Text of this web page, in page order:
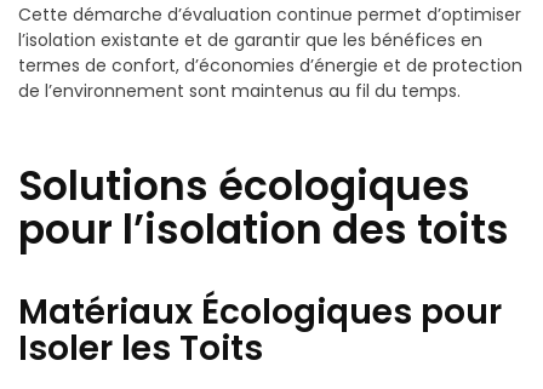
Cette démarche d’évaluation continue permet d’optimiser
l’isolation existante et de garantir que les bénéfices en
termes de confort, d’économies d’énergie et de protection
de l’environnement sont maintenus au fil du temps.
Solutions écologiques
pour l’isolation des toits
Matériaux Écologiques pour
Isoler les Toits